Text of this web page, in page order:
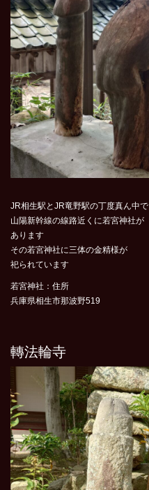
JR相生駅とJR竜野駅の丁度真ん中で
山陽新幹線の線路近くに若宮神社が
あります
その若宮神社に三体の金精様が
祀られています
若宮神社：住所
兵庫県相生市那波野519
轉法輪寺